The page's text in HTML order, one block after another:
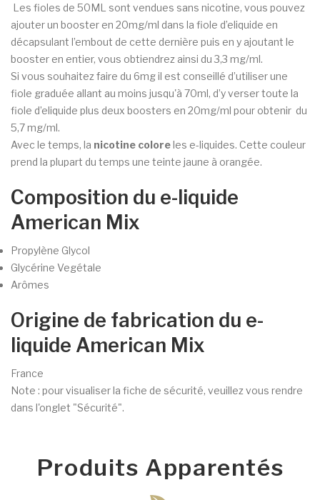
Les fioles de 50ML sont vendues sans nicotine, vous pouvez
ajouter un booster en 20mg/ml dans la fiole d’eliquide en
décapsulant l’embout de cette dernière puis en y ajoutant le
booster en entier, vous obtiendrez ainsi du 3,3 mg/ml.
Si vous souhaitez faire du 6mg il est conseillé d’utiliser une
fiole graduée allant au moins jusqu'à 70ml, d’y verser toute la
fiole d’eliquide plus deux boosters en 20mg/ml pour obtenir du
5,7 mg/ml.
Avec le temps, la nicotine coloreles e-liquides. Cette couleur
prend la plupart du temps une teinte jaune à orangée.
Composition du e-liquide
American Mix
Propylène Glycol
Glycérine Vegétale
Arômes
Origine de fabrication du e-
liquide American Mix
France
Note : pour visualiser la fiche de sécurité, veuillez vous rendre
dans l'onglet "Sécurité".
Produits Apparentés